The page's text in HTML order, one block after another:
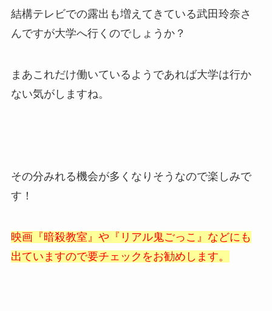
結構テレビでの露出も増えてきている武田玲奈さ
んですが大学へ行くのでしょうか？
まあこれだけ働いているようであれば大学は行か
ない気がしますね。
その分みれる機会が多くなりそうなので楽しみで
す！
映画『暗殺教室』や『リアル鬼ごっこ』などにも
出ていますので要チェックをお勧めします。